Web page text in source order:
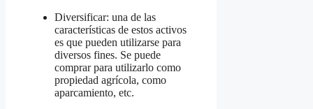
Diversificar: una de las
características de estos activos
es que pueden utilizarse para
diversos fines. Se puede
comprar para utilizarlo como
propiedad agrícola, como
aparcamiento, etc.